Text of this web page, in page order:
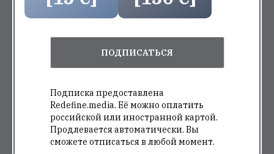
ПОДПИСАТЬСЯ
Подписка предоставлена
Redefine.media. Её можно оплатить
российской или иностранной картой.
Продлевается автоматически. Вы
сможете отписаться в любой момент.